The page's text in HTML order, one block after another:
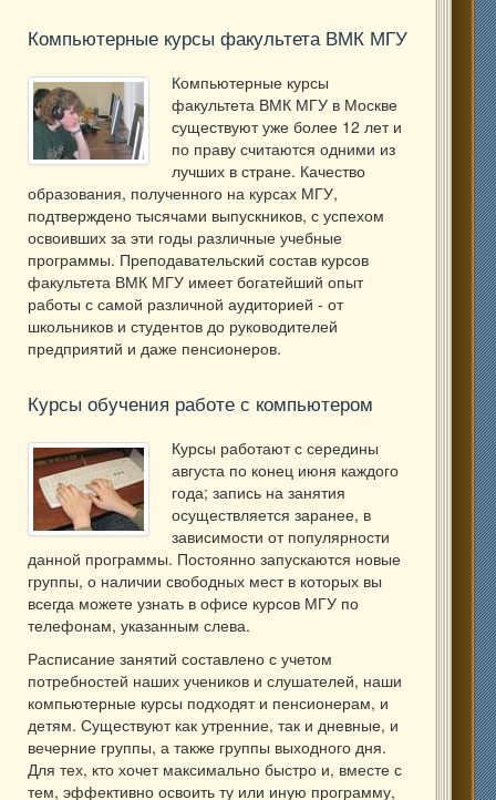
Компьютерные курсы факультета ВМК МГУ
Компьютерные курсы
факультета ВМК МГУ в Москве
существуют уже более 12 лет и
по праву считаются одними из
лучших в стране. Качество
образования, полученного на курсах МГУ,
подтверждено тысячами выпускников, с успехом
освоивших за эти годы различные учебные
программы. Преподавательский состав курсов
факультета ВМК МГУ имеет богатейший опыт
работы с самой различной аудиторией - от
школьников и студентов до руководителей
предприятий и даже пенсионеров.
Курсы обучения работе с компьютером
Курсы работают с середины
августа по конец июня каждого
года; запись на занятия
осуществляется заранее, в
зависимости от популярности
данной программы. Постоянно запускаются новые
группы, о наличии свободных мест в которых вы
всегда можете узнать в офисе курсов МГУ по
телефонам, указанным слева.
Расписание занятий составлено с учетом
потребностей наших учеников и слушателей, наши
компьютерные курсы подходят и пенсионерам, и
детям. Существуют как утренние, так и дневные, и
вечерние группы, а также группы выходного дня.
Для тех, кто хочет максимально быстро и, вместе с
тем, эффективно освоить ту или иную программу,